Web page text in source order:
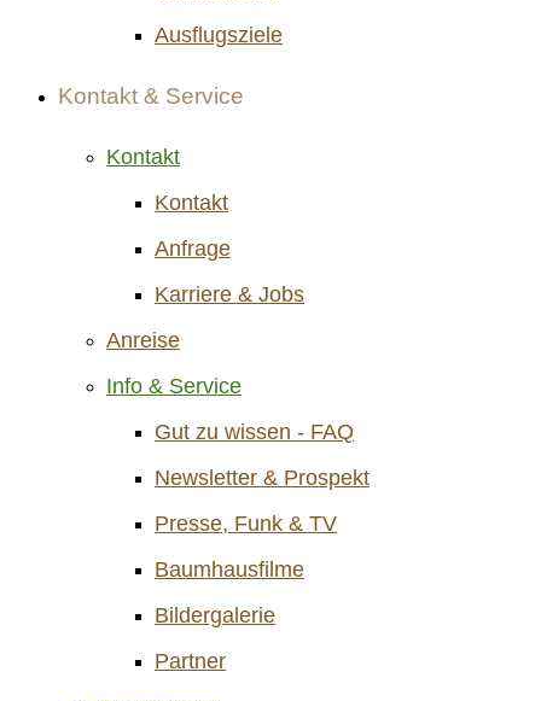
Ausflugsziele
Kontakt & Service
Kontakt
Kontakt
Anfrage
Karriere & Jobs
Anreise
Info & Service
Gut zu wissen - FAQ
Newsletter & Prospekt
Presse, Funk & TV
Baumhausfilme
Bildergalerie
Partner